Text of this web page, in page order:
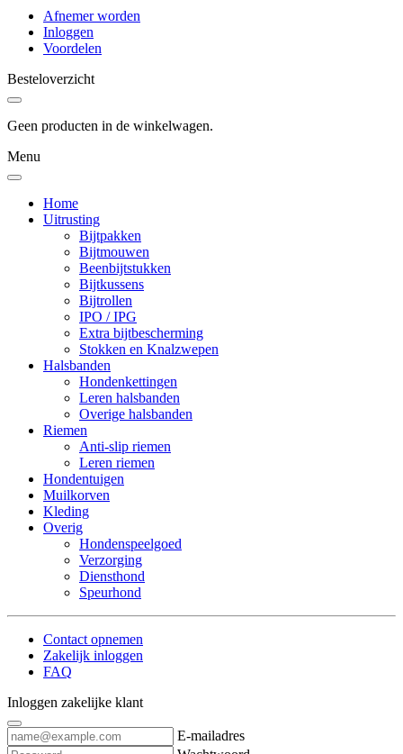
Afnemer worden
Inloggen
Voordelen
Besteloverzicht
Geen producten in de winkelwagen.
Menu
Home
Uitrusting
Bijtpakken
Bijtmouwen
Beenbijtstukken
Bijtkussens
Bijtrollen
IPO / IPG
Extra bijtbescherming
Stokken en Knalzwepen
Halsbanden
Hondenkettingen
Leren halsbanden
Overige halsbanden
Riemen
Anti-slip riemen
Leren riemen
Hondentuigen
Muilkorven
Kleding
Overig
Hondenspeelgoed
Verzorging
Diensthond
Speurhond
Contact opnemen
Zakelijk inloggen
FAQ
Inloggen zakelijke klant
E-mailadres